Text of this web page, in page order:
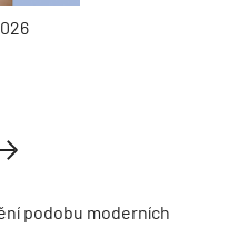
podobu moderních